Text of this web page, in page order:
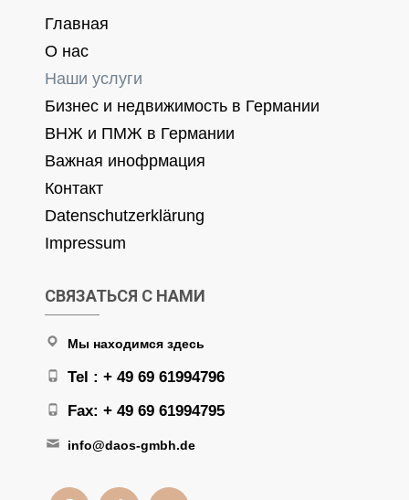
Главная
О нас
Наши услуги
Бизнес и недвижимость в Германии
ВНЖ и ПМЖ в Германии
Важная инофрмация
Контакт
Datenschutzerklärung
Impressum
СВЯЗАТЬСЯ С НАМИ
Мы находимся здесь
Tel : + 49 69 61994796
Fax: + 49 69 61994795
info@daos-gmbh.de